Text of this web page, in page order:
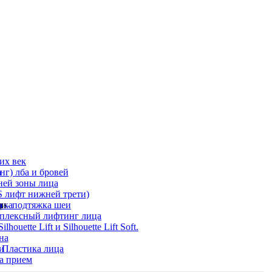
век
лба и бровей
зоны лица
лифт нижней трети)
– подтяжка шеи
лифтинг лица
Lift и Silhouette Lift Soft.
лица
прием